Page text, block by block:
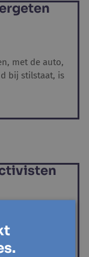
met de auto,
bij stilstaat, is
ze iets te